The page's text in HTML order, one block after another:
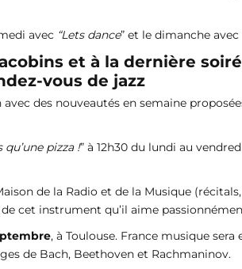
avec “Lets dance” et le dimanche avec
et à la dernière
vous de jazz
des nouveautés en semaine
qu’une pizza !” à 12h30 du lundi au
de la Radio et de la Musique
de cet instrument qu’il aime
, à Toulouse. France musique
de Bach, Beethoven et Rachmaninov.